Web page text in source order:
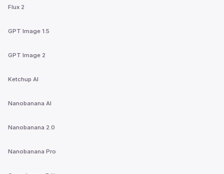
Flux 2
GPT Image 1.5
GPT Image 2
Ketchup AI
Nanobanana AI
Nanobanana 2.0
Nanobanana Pro